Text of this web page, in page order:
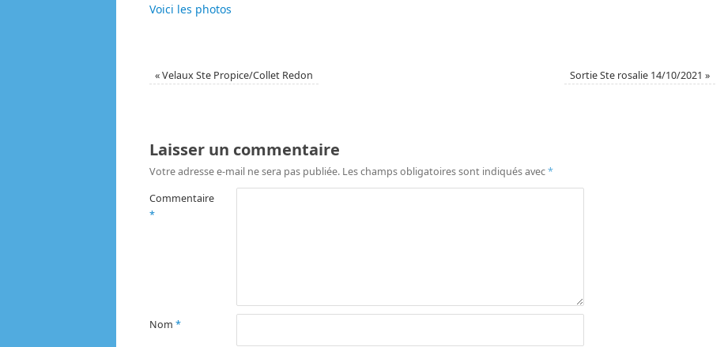
Voici les photos
«Velaux Ste Propice/Collet Redon Sortie Ste rosalie 14/10/2021 »
Laisser un commentaire
Votre adresse e-mail ne sera pas publiée. Les champs obligatoires sont indiqués avec*
Commentaire
*
Nom *